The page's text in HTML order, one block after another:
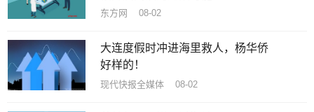
东方网 08-02
大连度假时冲进海里救人，杨华侨
好样的！
现代快报全媒体 08-02